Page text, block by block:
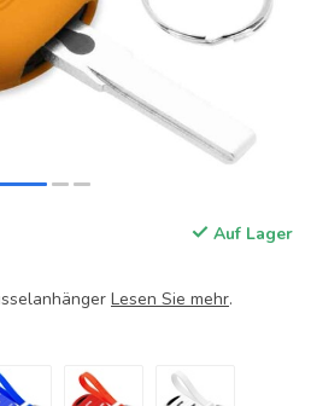
Auf Lager
Lesen Sie mehr.